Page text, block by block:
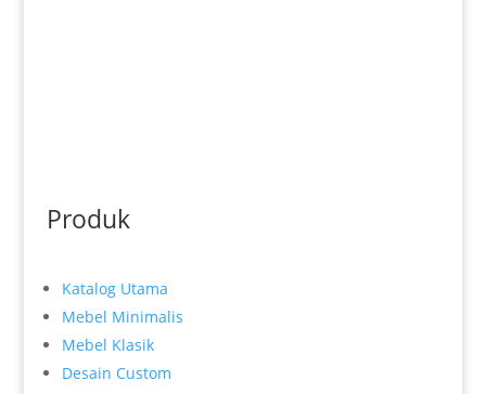
Produk
Katalog Utama
Mebel Minimalis
Mebel Klasik
Desain Custom